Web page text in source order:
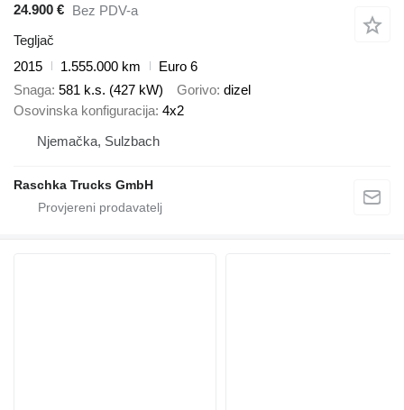
24.900 € Bez PDV-a
Tegljač
2015
1.555.000 km
Euro 6
Snaga 581 k.s. (427 kW) Gorivo dizel
Osovinska konfiguracija 4x2
Njemačka, Sulzbach
Raschka Trucks GmbH